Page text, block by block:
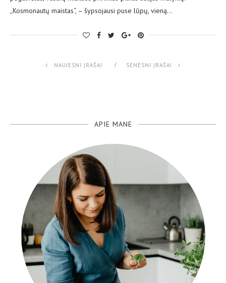
„Kosmonautų maistas“, – šypsojausi puse lūpų, vieną…
NAUJESNI ĮRAŠAI SENESNI ĮRAŠAI
APIE MANE